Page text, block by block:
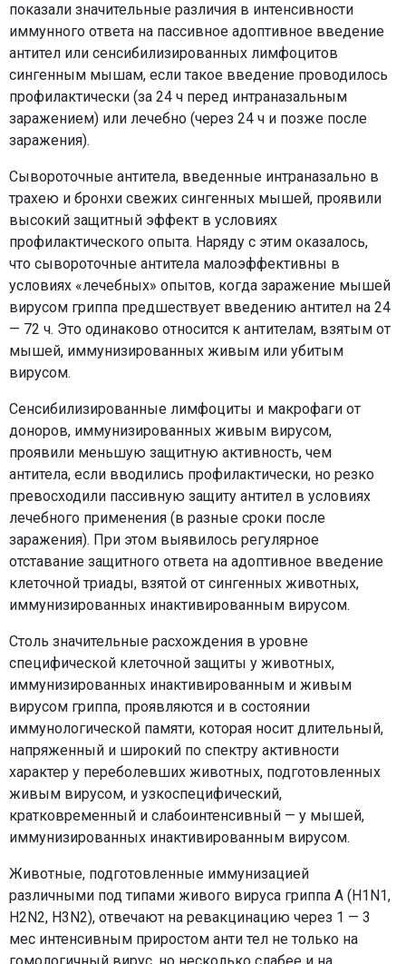
показали значительные различия в интенсивности
иммунного ответа на пассивное адоптивное введение
антител или сенсибилизированных лимфоцитов
сингенным мышам, если такое введение проводилось
профилактически (за 24 ч перед интраназальным
заражением) или лечебно (через 24 ч и позже после
заражения).
Сывороточные антитела, введенные интраназально в
трахею и бронхи свежих сингенных мышей, проявили
высокий защитный эффект в условиях
профилактического опыта. Наряду с этим оказалось,
что сывороточные антитела малоэффективны в
условиях «лечебных» опытов, когда заражение мышей
вирусом гриппа предшествует введению антител на 24
— 72 ч. Это одинаково относится к антителам, взятым от
мышей, иммунизированных живым или убитым
вирусом.
Сенсибилизированные лимфоциты и макрофаги от
доноров, иммунизированных живым вирусом,
проявили меньшую защитную активность, чем
антитела, если вводились профилактически, но резко
превосходили пассивную защиту антител в условиях
лечебного применения (в разные сроки после
заражения). При этом выявилось регулярное
отставание защитного ответа на адоптивное введение
клеточной триады, взятой от сингенных животных,
иммунизированных инактивированным вирусом.
Столь значительные расхождения в уровне
специфической клеточной защиты у животных,
иммунизированных инактивированным и живым
вирусом гриппа, проявляются и в состоянии
иммунологической памяти, которая носит длительный,
напряженный и широкий по спектру активности
характер у переболевших животных, подготовленных
живым вирусом, и узкоспецифический,
кратковременный и слабоинтенсивный — у мышей,
иммунизированных инактивированным вирусом.
Животные, подготовленные иммунизацией
различными под типами живого вируса гриппа A (H1N1,
H2N2, H3N2), отвечают на ревакцинацию через 1 — 3
мес интенсивным приростом анти тел не только на